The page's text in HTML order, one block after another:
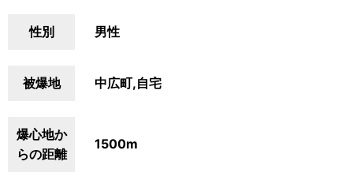
性別 男性
被爆地 中広町,自宅
爆心地か
らの距離
1500m